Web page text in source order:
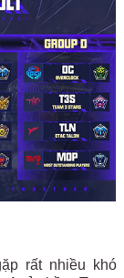
rất nhiều khó